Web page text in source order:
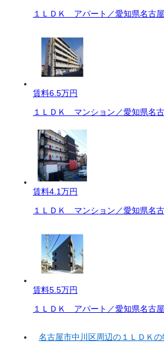
１ＬＤＫ アパート／愛知県名古
賃料6.5万円
１ＬＤＫ マンション／愛知県名
賃料4.1万円
１ＬＤＫ マンション／愛知県名
賃料5.5万円
１ＬＤＫ アパート／愛知県名古
名古屋市中川区周辺の１ＬＤＫの